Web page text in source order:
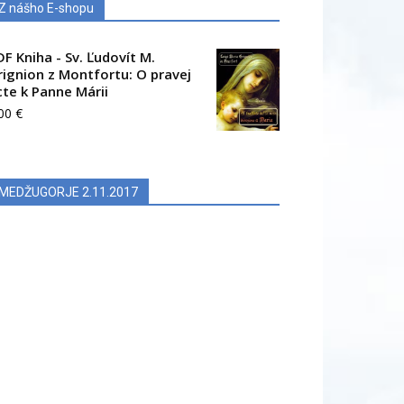
Z nášho E-shopu
Kniha - Sv. Ľudovít M.
z Montfortu: O pravej
k Panne Márii
€
MEDŽUGORJE 2.11.2017